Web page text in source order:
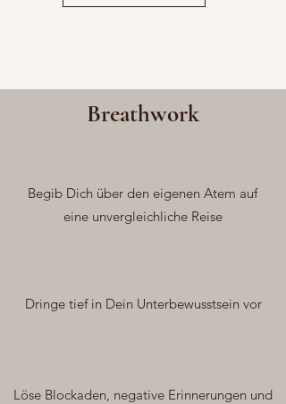
Breathwork
Begib Dich über den eigenen Atem auf
eine unvergleichliche Reise
Dringe tief in Dein Unterbewusstsein vor
Löse Blockaden, negative Erinnerungen und